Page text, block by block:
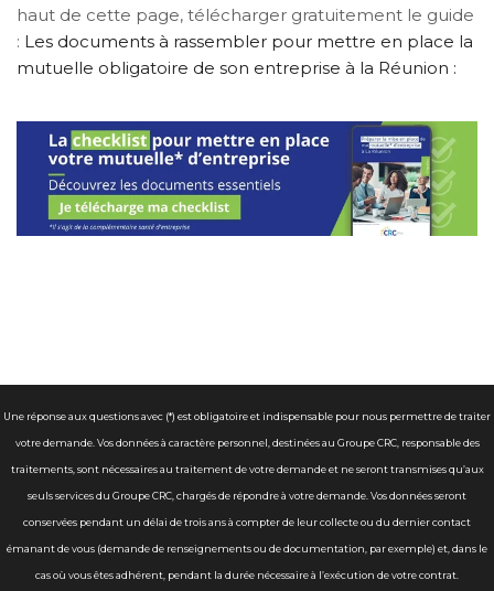
haut de cette page, télécharger gratuitement le guide
: Les documents à rassembler pour mettre en place la
mutuelle obligatoire de son entreprise à la Réunion :
Une réponse aux questions avec (*) est obligatoire et indispensable pour nous permettre de traiter
votre demande. Vos données à caractère personnel, destinées au Groupe CRC, responsable des
traitements, sont nécessaires au traitement de votre demande et ne seront transmises qu’aux
seuls services du Groupe CRC, chargés de répondre à votre demande. Vos données seront
conservées pendant un délai de trois ans à compter de leur collecte ou du dernier contact
émanant de vous (demande de renseignements ou de documentation, par exemple) et, dans le
cas où vous êtes adhérent, pendant la durée nécessaire à l’exécution de votre contrat.